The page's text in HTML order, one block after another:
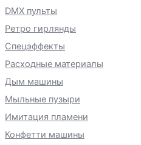
DMX пульты
Ретро гирлянды
Спецэффекты
Расходные материалы
Дым машины
Мыльные пузыри
Имитация пламени
Конфетти машины